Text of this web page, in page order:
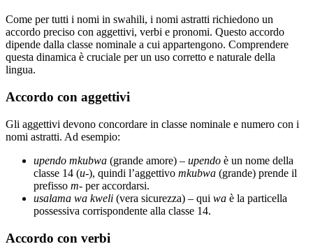
Come per tutti i nomi in swahili, i nomi astratti richiedono un
accordo preciso con aggettivi, verbi e pronomi. Questo accordo
dipende dalla classe nominale a cui appartengono. Comprendere
questa dinamica è cruciale per un uso corretto e naturale della
lingua.
Accordo con aggettivi
Gli aggettivi devono concordare in classe nominale e numero con i
nomi astratti. Ad esempio:
upendo mkubwa (grande amore) – upendo è un nome della
classe 14 (u-), quindi l’aggettivo mkubwa (grande) prende il
prefisso m- per accordarsi.
usalama wa kweli (vera sicurezza) – qui wa è la particella
possessiva corrispondente alla classe 14.
Accordo con verbi